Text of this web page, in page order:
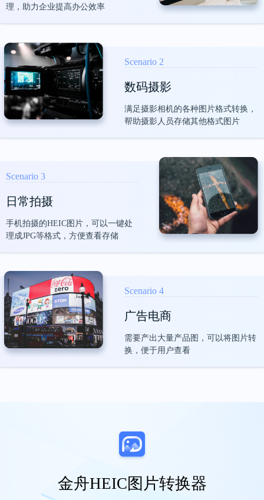
理，助力企业提高办公效率
Scenario 2
数码摄影
满足摄影相机的各种图片格式转换，
帮助摄影人员存储其他格式图片
Scenario 3
日常拍摄
手机拍摄的HEIC图片，可以一键处
理成JPG等格式，方便查看存储
Scenario 4
广告电商
需要产出大量产品图，可以将图片转
换，便于用户查看
金舟HEIC图片转换器
在同款压缩软件中，第一眼就看中了这个，
没别的，主要是界面比较好看，后面用起来
惊奇脆片
这软件也太好用了，以前每天都要花大量时
间整理文档，费时又费力，现在有了金舟批
量重命名，一键命名，智能排序，工作瞬间
轻松了。
雪梨
很需要这个软件